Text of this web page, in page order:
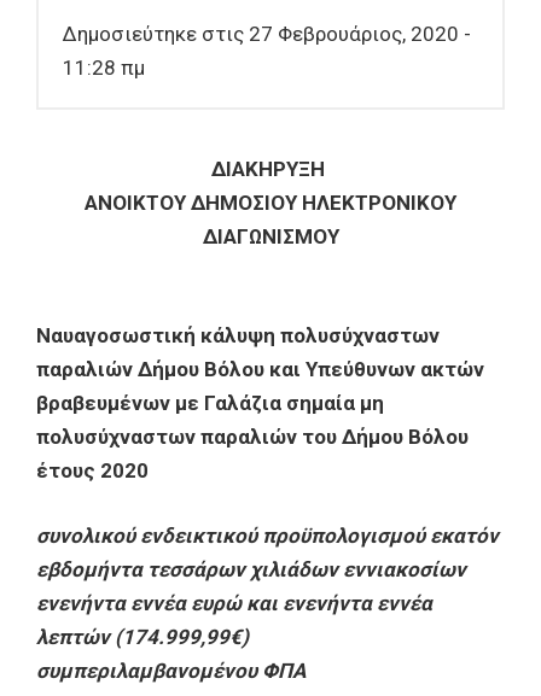
Δημοσιεύτηκε στις 27 Φεβρουάριος, 2020 -
11:28 πμ
ΔΙΑΚΗΡΥΞΗ
ΑΝΟΙΚΤΟΥ ΔΗΜΟΣΙΟΥ ΗΛΕΚΤΡΟΝΙΚΟΥ
ΔΙΑΓΩΝΙΣΜΟΥ
Ναυαγοσωστική κάλυψη πολυσύχναστων
παραλιών Δήμου Βόλου και Υπεύθυνων ακτών
βραβευμένων με Γαλάζια σημαία μη
πολυσύχναστων παραλιών του Δήμου Βόλου
έτους 2020
συνολικού ενδεικτικού προϋπολογισμού εκατόν
εβδομήντα τεσσάρων χιλιάδων εννιακοσίων
ενενήντα εννέα ευρώ και ενενήντα εννέα
λεπτών (174.999,99€)
συμπεριλαμβανομένου ΦΠΑ